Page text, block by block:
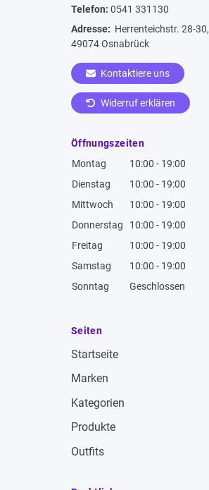
Telefon: 0541 331130
Adresse: Herrenteichstr. 28-30,
49074 Osnabrück
Kontaktiere uns
Widerruf erklären
Öffnungszeiten
Montag
10:00 - 19:00
Dienstag
10:00 - 19:00
Mittwoch
10:00 - 19:00
Donnerstag
10:00 - 19:00
Freitag
10:00 - 19:00
Samstag
10:00 - 19:00
Sonntag
Geschlossen
Seiten
Startseite
Marken
Kategorien
Produkte
Outfits